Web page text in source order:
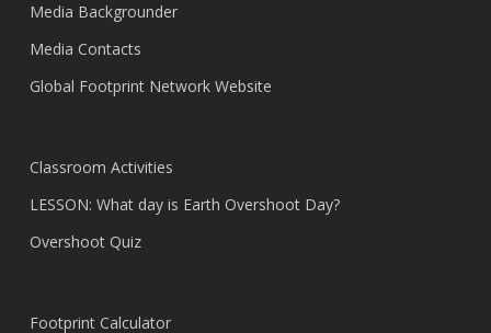
Media Backgrounder
Media Contacts
Global Footprint Network Website
Classroom Activities
LESSON: What day is Earth Overshoot Day?
Overshoot Quiz
Footprint Calculator